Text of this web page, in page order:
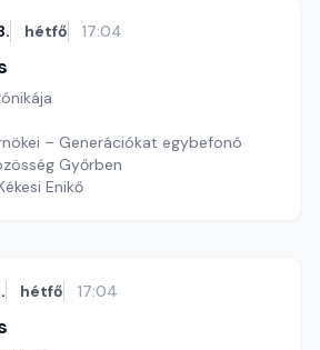
hétfő 17:04
– Generációkat egybefonó
Győrben
Enikő
hétfő 17:04